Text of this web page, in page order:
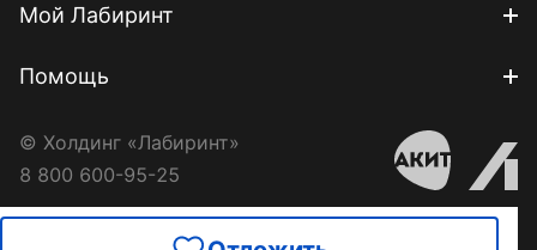
Мой Лабиринт
Помощь
© Холдинг «Лабиринт»
8 800 600-95-25